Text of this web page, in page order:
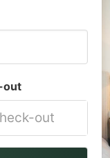
out